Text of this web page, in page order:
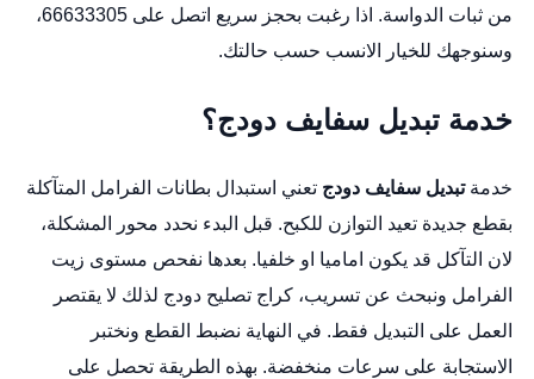
من ثبات الدواسة. اذا رغبت بحجز سريع اتصل على 66633305،
وسنوجهك للخيار الانسب حسب حالتك.
خدمة تبديل سفايف دودج؟
خدمةتبديل سفايف دودج تعني استبدال بطانات الفرامل المتآكلة
بقطع جديدة تعيد التوازن للكبح. قبل البدء نحدد محور المشكلة،
لان التآكل قد يكون اماميا او خلفيا. بعدها نفحص مستوى زيت
الفرامل ونبحث عن تسريب، كراج تصليح دودج لذلك لا يقتصر
العمل على التبديل فقط. في النهاية نضبط القطع ونختبر
الاستجابة على سرعات منخفضة. بهذه الطريقة تحصل على